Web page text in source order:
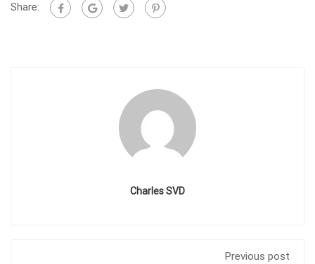
Share:
Charles SVD
Previous post